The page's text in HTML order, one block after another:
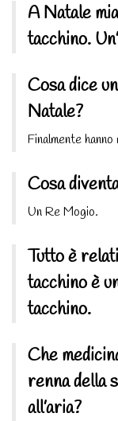
A Natale
tacchino.
Cosa dice
Natale?
Finalmente
Cosa
Un Re Mogio.
Tutto è
tacchino è
tacchino.
Che
renna della
all’aria?